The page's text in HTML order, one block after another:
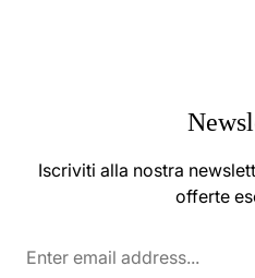
Iscriviti alla nostra
offerte